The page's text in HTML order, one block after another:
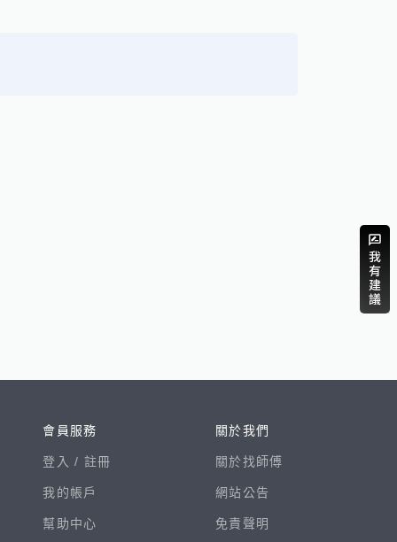
會員服務
登入 / 註冊
我的帳戶
幫助中心
關於我們
關於找師傅
網站公告
免責聲明